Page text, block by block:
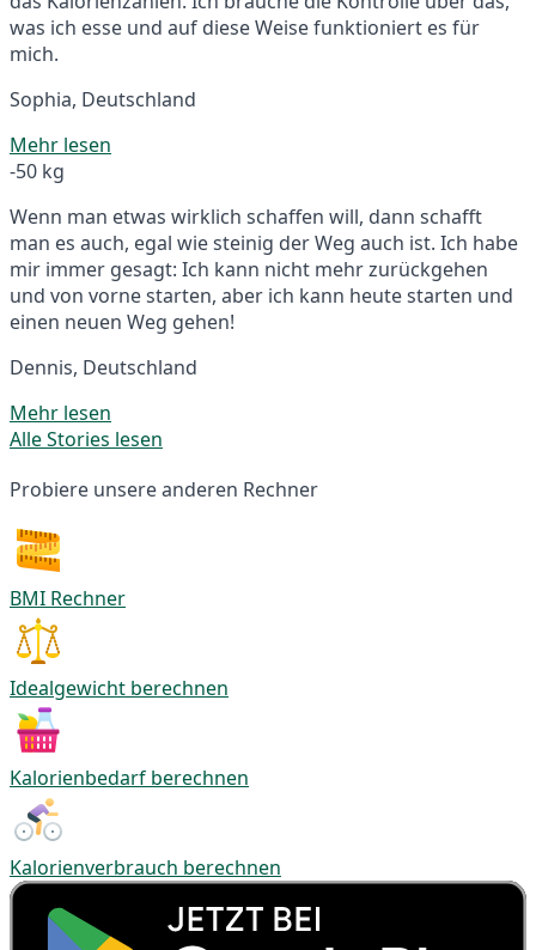
was ich esse und auf diese Weise funktioniert es für
mich.
Sophia, Deutschland
Mehr lesen
-50 kg
Wenn man etwas wirklich schaffen will, dann schafft
man es auch, egal wie steinig der Weg auch ist. Ich habe
mir immer gesagt: Ich kann nicht mehr zurückgehen
und von vorne starten, aber ich kann heute starten und
einen neuen Weg gehen!
Dennis, Deutschland
Mehr lesen
Alle Stories lesen
Probiere unsere anderen Rechner
BMI Rechner
Idealgewicht berechnen
Kalorienbedarf berechnen
Kalorienverbrauch berechnen